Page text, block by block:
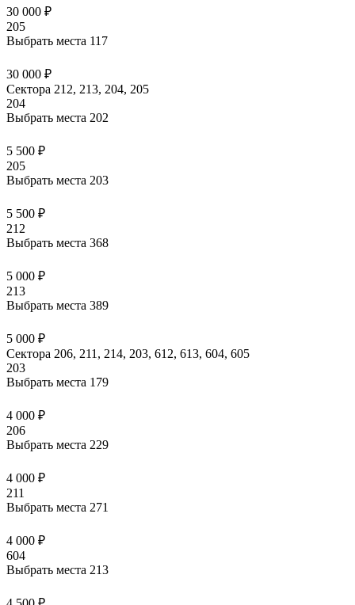
30 000 ₽
205
Выбрать места 117
30 000 ₽
Сектора 212, 213, 204, 205
204
Выбрать места 202
5 500 ₽
205
Выбрать места 203
5 500 ₽
212
Выбрать места 368
5 000 ₽
213
Выбрать места 389
5 000 ₽
Сектора 206, 211, 214, 203, 612, 613, 604, 605
203
Выбрать места 179
4 000 ₽
206
Выбрать места 229
4 000 ₽
211
Выбрать места 271
4 000 ₽
604
Выбрать места 213